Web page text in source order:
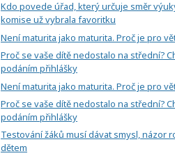
Kdo povede úřad, který určuje směr
komise už vybrala favoritku
Není maturita jako maturita. Proč je pro
Proč se vaše dítě nedostalo na střední?
podáním přihlášky
Není maturita jako maturita. Proč je pro
Proč se vaše dítě nedostalo na střední?
podáním přihlášky
Testování žáků musí dávat smysl, názor
dětem